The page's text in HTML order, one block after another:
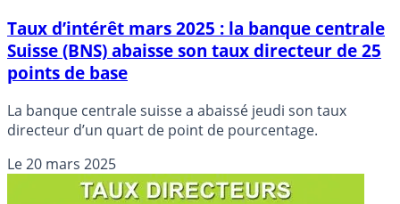
Taux d’intérêt mars 2025 : la banque centrale
Suisse (BNS) abaisse son taux directeur de 25
points de base
La banque centrale suisse a abaissé jeudi son taux
directeur d’un quart de point de pourcentage.
Le20 mars 2025